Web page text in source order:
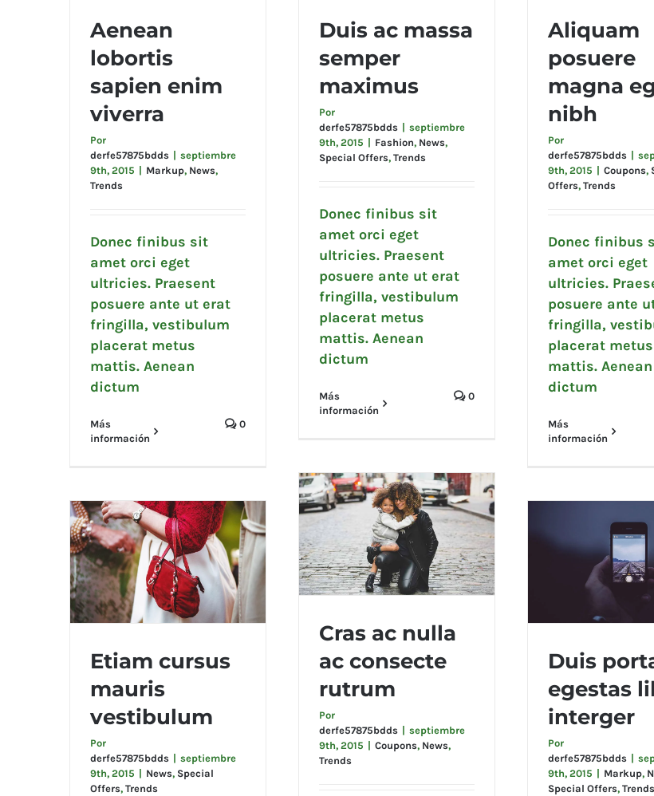
Aenean lobortis sapien
enim viverra
Aenean
lobortis
sapien enim
viverra
Por
derfe57875bdds
septiembre
9th, 2015
Markup, News,
Trends
Donec finibus sit
amet orci eget
ultricies. Praesent
posuere ante ut erat
fringilla, vestibulum
placerat metus
mattis. Aenean
dictum
Más
información
0
Duis ac massa semper
maximus
Duis ac massa
semper
maximus
Por
derfe57875bdds
septiembre
9th, 2015
Fashion, News,
Special Offers, Trends
Donec finibus sit
amet orci eget
ultricies. Praesent
posuere ante ut erat
fringilla, vestibulum
placerat metus
mattis. Aenean
dictum
Más
información
0
Aliquam posuere
eget
Aliquam
posuere
magna
nibh
Por
derfe57875bdds
9th, 2015
Coupons,
Offers, Trends
Donec finibus
amet orci eget
ultricies.
posuere ante
fringilla,
placerat metus
mattis. Aenean
dictum
Más
información
Cras ac nulla ac consecte
rutrum
Cras ac nulla
ac consecte
rutrum
Por
derfe57875bdds
septiembre
9th, 2015
Coupons, News,
Trends
Etiam cursus mauris
vestibulum
Etiam cursus
mauris
vestibulum
Por
derfe57875bdds
septiembre
9th, 2015
News, Special
Offers, Trends
Duis porta
interger
Duis
egestas
interger
Por
derfe57875bdds
9th, 2015
Markup,
Special Offers, Trends